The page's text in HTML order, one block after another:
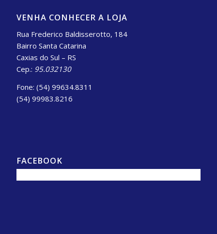
VENHA CONHECER A LOJA
Rua Frederico Baldisserotto, 184
Bairro Santa Catarina
Caxias do Sul – RS
Cep.: 95.032130
Fone: (54) 99634.8311
(54) 99983.8216
FACEBOOK